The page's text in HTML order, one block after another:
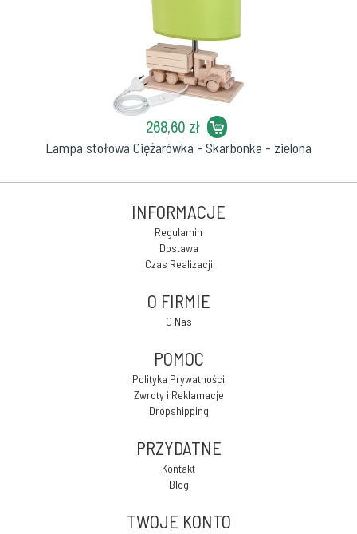
268,60 zł
Lampa stołowa Ciężarówka - Skarbonka - zielona
INFORMACJE
Regulamin
Dostawa
Czas Realizacji
O FIRMIE
O Nas
POMOC
Polityka Prywatności
Zwroty i Reklamacje
Dropshipping
PRZYDATNE
Kontakt
Blog
TWOJE KONTO